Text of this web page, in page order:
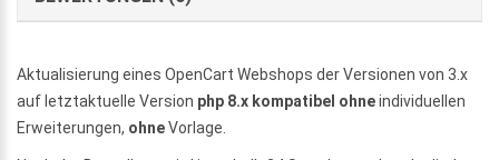
Aktualisierung eines OpenCart Webshops der Versionen von 3.x
auf letztaktuelle Version php 8.x kompatibel ohneindividuellen
Erweiterungen, ohneVorlage.